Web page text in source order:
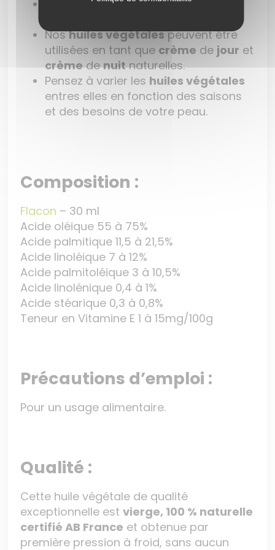
Conserver voshuiles végétales
Noshuiles végétalespeuvent être
utilisées en tant que crème de jour et
crèmedenuitnaturelles.
Pensez à varier les huiles végétales
entres elles en fonction des saisons
et des besoins de votre peau.
Composition :
Flacon – 30 ml
Acide oléique 55 à 75%
Acide palmitique 11,5 à 21,5%
Acide linoléique 7 à 12%
Acide palmitoléique 3 à 10,5%
Acide linolénique 0,4 à 1%
Acide stéarique 0,3 à 0,8%
Teneur en Vitamine E 1 à 15mg/100g
Précautions d’emploi :
Pour un usage alimentaire.
Qualité :
Cette huile végétale de qualité
exceptionnelle estvierge, 100 % naturelle
certifié AB France et obtenue par
première pression à froid, sans aucun